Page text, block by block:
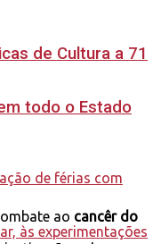
de Cultura a 71
todo o Estado
ao cancêr do